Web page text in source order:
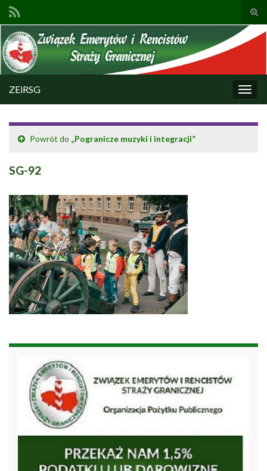
Search for:
ZEiRSG
Powrót do „Pogranicze muzyki i integracji”
SG-92